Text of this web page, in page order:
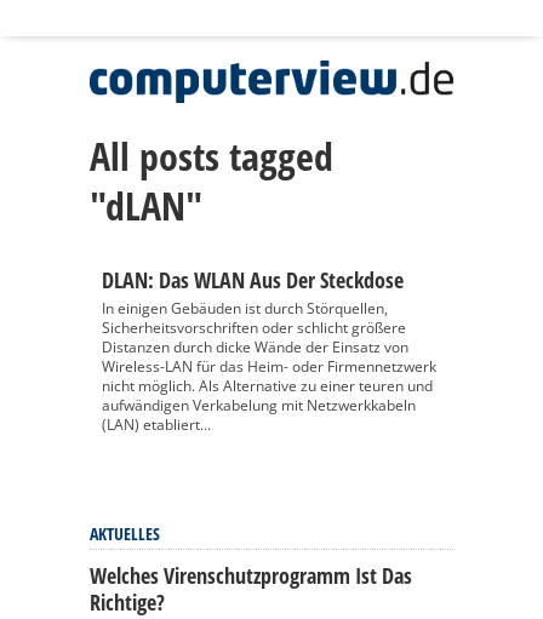
All posts tagged
"dLAN"
DLAN: Das WLAN Aus Der Steckdose
In einigen Gebäuden ist durch Störquellen,
Sicherheitsvorschriften oder schlicht größere
Distanzen durch dicke Wände der Einsatz von
Wireless-LAN für das Heim- oder Firmennetzwerk
nicht möglich. Als Alternative zu einer teuren und
aufwändigen Verkabelung mit Netzwerkkabeln
(LAN) etabliert...
AKTUELLES
Welches Virenschutzprogramm Ist Das
Richtige?